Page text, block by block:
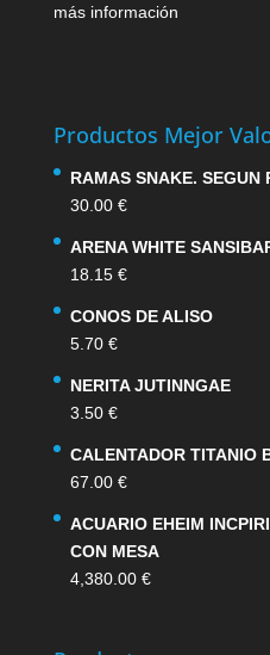
más información
Productos Mejor
RAMAS SNAKE. SEGUN
30.00 €
ARENA WHITE
18.15 €
CONOS DE ALISO
5.70 €
NERITA JUTINNGAE
3.50 €
CALENTADOR TITANIO
67.00 €
ACUARIO EHEIM
CON MESA
4,380.00 €